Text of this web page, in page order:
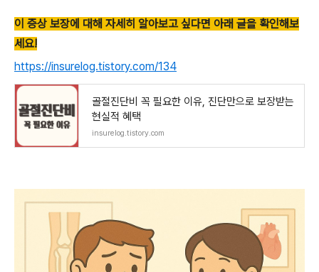
이 증상 보장에 대해 자세히 알아보고 싶다면 아래 글을 확인해보
세요!
https://insurelog.tistory.com/134
골절진단비 꼭 필요한 이유, 진단만으로 보장받는
현실적 혜택
insurelog.tistory.com